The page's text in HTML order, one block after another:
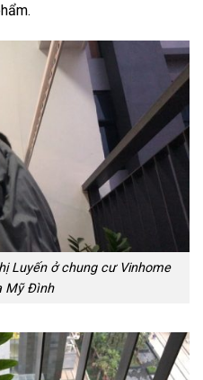
Luyến ở chung cư Vinhome
Mỹ Đình